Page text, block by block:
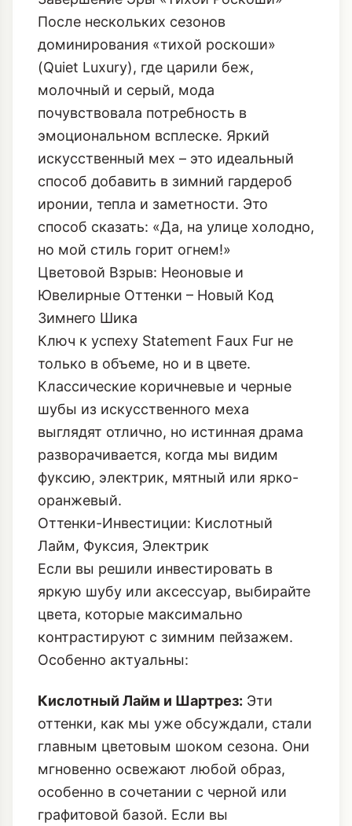
После нескольких сезонов
доминирования «тихой роскоши»
(Quiet Luxury), где царили беж,
молочный и серый, мода
почувствовала потребность в
эмоциональном всплеске. Яркий
искусственный мех – это идеальный
способ добавить в зимний гардероб
иронии, тепла и заметности. Это
способ сказать: «Да, на улице холодно,
но мой стиль горит огнем!»
Цветовой Взрыв: Неоновые и
Ювелирные Оттенки – Новый Код
Зимнего Шика
Ключ к успеху Statement Faux Fur не
только в объеме, но и в цвете.
Классические коричневые и черные
шубы из искусственного меха
выглядят отлично, но истинная драма
разворачивается, когда мы видим
фуксию, электрик, мятный или ярко-
оранжевый.
Оттенки-Инвестиции: Кислотный
Лайм, Фуксия, Электрик
Если вы решили инвестировать в
яркую шубу или аксессуар, выбирайте
цвета, которые максимально
контрастируют с зимним пейзажем.
Особенно актуальны:
Кислотный Лайм и Шартрез: Эти
оттенки, как мы уже обсуждали, стали
главным цветовым шоком сезона. Они
мгновенно освежают любой образ,
особенно в сочетании с черной или
графитовой базой. Если вы